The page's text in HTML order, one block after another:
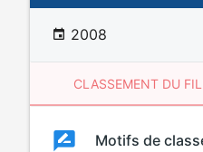
2008
CLASSEMENT DU
ClassementClassement
Motifs de